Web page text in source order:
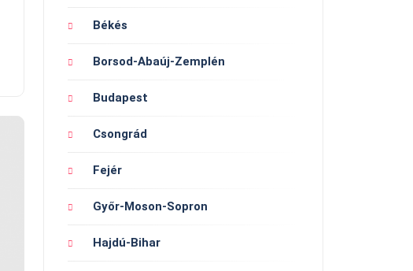
Békés
Borsod-Abaúj-Zemplén
Budapest
Csongrád
Fejér
Győr-Moson-Sopron
Hajdú-Bihar